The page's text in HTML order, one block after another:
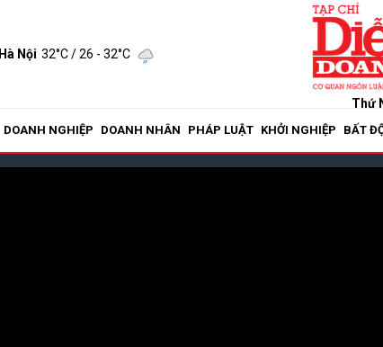
Hà Nội 32°C/ 26 - 32°C
Thứ
DOANH NGHIỆP DOANH NHÂN PHÁP LUẬT KHỞI NGHIỆP BẤT